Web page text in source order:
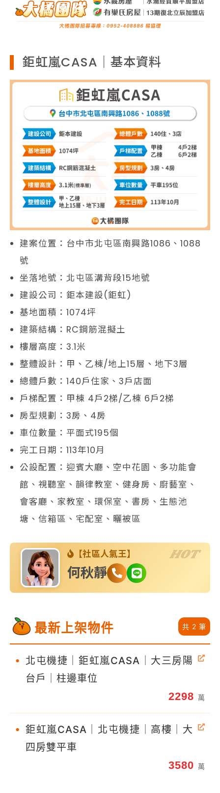
鉅虹嵐CASA｜基本資料
建案位置：台中市北屯區南興路1086、1088
號
坐落地號：北屯區溝背段15地號
建設公司：鉅本建設(鉅虹)
基地面積：1074坪
建築結構：RC鋼筋混擬土
樓層高度：3.1米
整體設計：甲、乙棟/地上15層、地下3層
總體戶數：140戶住家、3戶店面
戶梯配置：甲棟 4戶2梯/乙棟 6戶2梯
房型規劃：3房、4房
車位數量：平面式195個
完工日期：113年10月
公設配置：迎賓大廳、空中花園、多功能會
館、視聽室、韻律教室、健身房、廚藝室、
會客廳、家教室、環保室、書房、生態池
塘、信箱區、宅配室、曬被區
【社區人氣王】
何秋靜
HOT
最新上架物件 共 2 筆
• 北屯機捷｜鉅虹嵐CASA｜大三房陽
台戶｜柱邊車位
2298 萬
• 鉅虹嵐CASA｜北屯機捷｜高樓｜大
四房雙平車
3580 萬